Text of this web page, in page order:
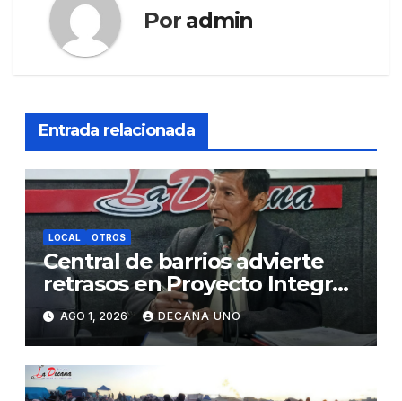
Por admin
Entrada relacionada
LOCAL OTROS
Central de barrios advierte
retrasos en Proyecto Integral
de Agua y Alcantarillado para
Juliaca
AGO 1, 2026 DECANA UNO